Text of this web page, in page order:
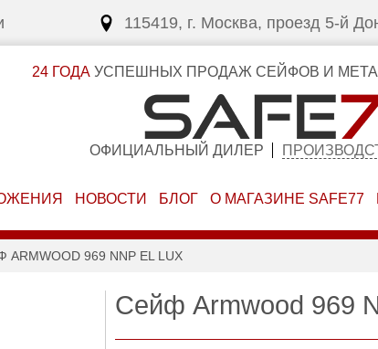
115419, г. Москва, проезд 5-й
24 ГОДАУСПЕШНЫХ ПРОДАЖ СЕЙФОВ И
ОФИЦИАЛЬНЫЙ ДИЛЕР
НОВОСТИ БЛОГ О МАГАЗИНЕ SAFE77
ARMWOOD 969 NNP EL LUX
Сейф Armwood 969